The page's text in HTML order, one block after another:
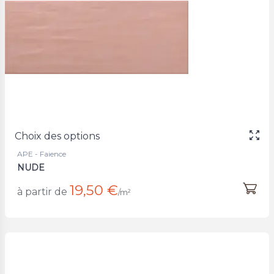
Choix des options
APE - Faience
NUDE
à partir de 19,50 €/m²